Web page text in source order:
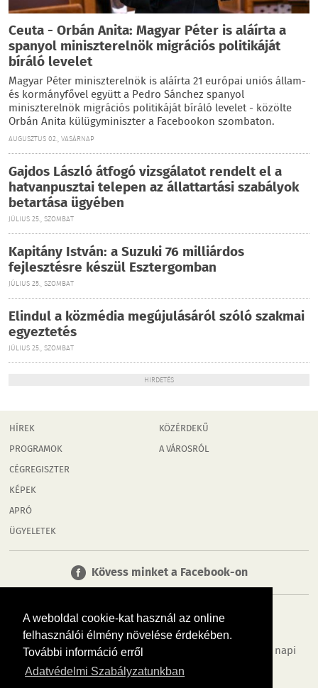
A weboldal cookie-kat használ az online
felhasználói élmény növelése érdekében.
További információ erről
Adatvédelmi Szabályzatunkban
Ceuta - Orbán Anita: Magyar Péter is aláírta a
spanyol miniszterelnök migrációs politikáját
bíráló levelet
Magyar Péter miniszterelnök is aláírta 21 európai uniós állam-
és kormányfővel együtt a Pedro Sánchez spanyol
miniszterelnök migrációs politikáját bíráló levelet - közölte
Orbán Anita külügyminiszter a Facebookon szombaton.
AUGUSZTUS 02., VASÁRNAP
Gajdos László átfogó vizsgálatot rendelt el a
hatvanpusztai telepen az állattartási szabályok
betartása ügyében
JÚLIUS 25., SZOMBAT
Kapitány István: a Suzuki 76 milliárdos
fejlesztésre készül Esztergomban
JÚLIUS 25., SZOMBAT
Elindul a közmédia megújulásáról szóló szakmai
egyeztetés
JÚLIUS 25., SZOMBAT
HIRDETÉS
HÍREK
PROGRAMOK
CÉGREGISZTER
KÉPEK
APRÓ
ÜGYELETEK
KÖZÉRDEKŰ
A VÁROSRÓL
Kövess minket a Facebook-on
Tudj meg többet városodról! Hírek, programok, képek, napi
menü, cégek…. és minden, ami Győr